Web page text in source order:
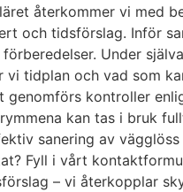
återkommer vi med
och tidsförslag. Inför
Under
vi tidplan och vad som
genomförs kontroller
kan tas i bruk
sanering av
Fyll i vårt
– vi återkopplar